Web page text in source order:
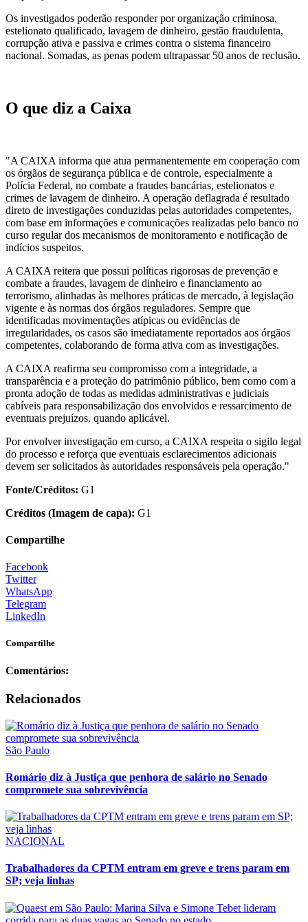
Os investigados poderão responder por organização criminosa,
estelionato qualificado, lavagem de dinheiro, gestão fraudulenta,
corrupção ativa e passiva e crimes contra o sistema financeiro
nacional. Somadas, as penas podem ultrapassar 50 anos de reclusão.
O que diz a Caixa
"A CAIXA informa que atua permanentemente em cooperação com
os órgãos de segurança pública e de controle, especialmente a
Polícia Federal, no combate a fraudes bancárias, estelionatos e
crimes de lavagem de dinheiro. A operação deflagrada é resultado
direto de investigações conduzidas pelas autoridades competentes,
com base em informações e comunicações realizadas pelo banco no
curso regular dos mecanismos de monitoramento e notificação de
indícios suspeitos.
A CAIXA reitera que possui políticas rigorosas de prevenção e
combate a fraudes, lavagem de dinheiro e financiamento ao
terrorismo, alinhadas às melhores práticas de mercado, à legislação
vigente e às normas dos órgãos reguladores. Sempre que
identificadas movimentações atípicas ou evidências de
irregularidades, os casos são imediatamente reportados aos órgãos
competentes, colaborando de forma ativa com as investigações.
A CAIXA reafirma seu compromisso com a integridade, a
transparência e a proteção do patrimônio público, bem como com a
pronta adoção de todas as medidas administrativas e judiciais
cabíveis para responsabilização dos envolvidos e ressarcimento de
eventuais prejuízos, quando aplicável.
Por envolver investigação em curso, a CAIXA respeita o sigilo legal
do processo e reforça que eventuais esclarecimentos adicionais
devem ser solicitados às autoridades responsáveis pela operação."
Fonte/Créditos: G1
Créditos (Imagem de capa): G1
Compartilhe
Facebook
Twitter
WhatsApp
Telegram
LinkedIn
Compartilhe
Comentários:
Relacionados
São Paulo
Romário diz à Justiça que penhora de salário no Senado
compromete sua sobrevivência
NACIONAL
Trabalhadores da CPTM entram em greve e trens param em
SP; veja linhas